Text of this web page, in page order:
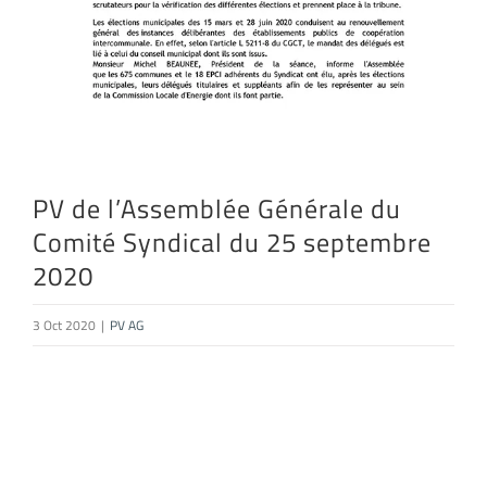
PV de l’Assemblée Générale du
Comité Syndical du 25 septembre
2020
3 Oct 2020 | PV AG